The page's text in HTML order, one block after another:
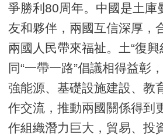
爭勝利80周年。中國是土庫
友和夥伴，兩國互信深厚，
兩國人民帶來福祉。土“復興
同“一帶一路”倡議相得益彰
強能源、基礎設施建設、教
作交流，推動兩國關係得到
作組織潛力巨大，貿易、投